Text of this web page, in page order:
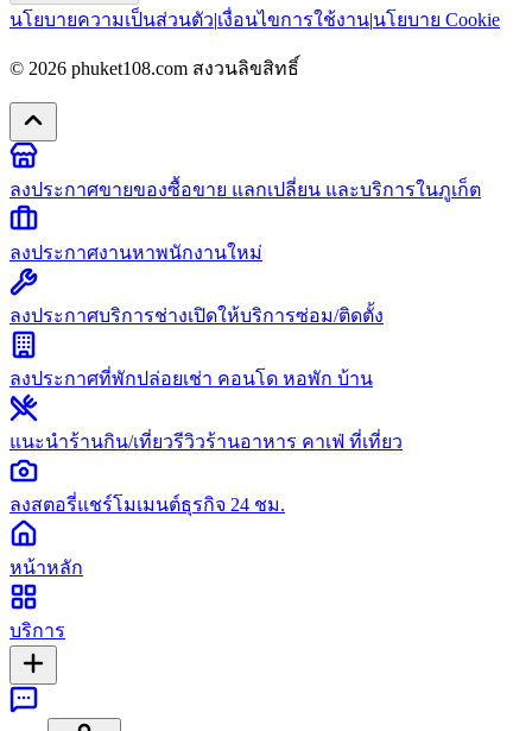
นโยบายความเป็นส่วนตัว|เงื่อนไขการใช้งาน|นโยบาย Cookie
© 2026 phuket108.com สงวนลิขสิทธิ์
ลงประกาศขายของซื้อขาย แลกเปลี่ยน และบริการในภูเก็ต
ลงประกาศงานหาพนักงานใหม่
ลงประกาศบริการช่างเปิดให้บริการซ่อม/ติดตั้ง
ลงประกาศที่พักปล่อยเช่า คอนโด หอพัก บ้าน
แนะนำร้านกิน/เที่ยวรีวิวร้านอาหาร คาเฟ่ ที่เที่ยว
ลงสตอรี่แชร์โมเมนต์ธุรกิจ 24 ชม.
หน้าหลัก
บริการ